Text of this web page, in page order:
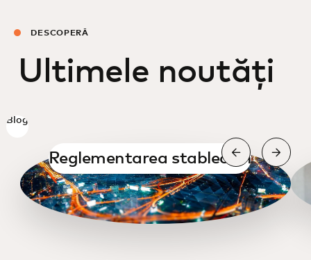
DESCOPERĂ
Ultimele noutăți
Blog
Reglementarea stablecoin